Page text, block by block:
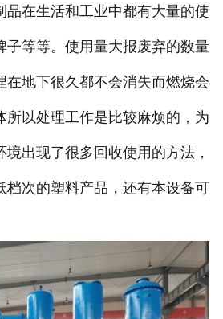
品在生活和工业中都有大量的使
子等等。使用量大报废弃的数量
在地下很久都不会消失而燃烧会
所以处理工作是比较麻烦的，为
出现了很多回收使用的方法，
档次的塑料产品，还有本设备可